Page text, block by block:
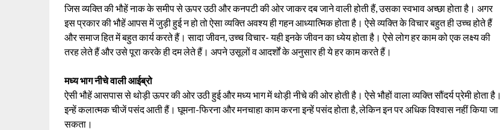
जिस व्यक्ति की भौहें नाक के समीप से ऊपर उठी और कनपटी की ओर जाकर दब जाने वाली होती हैं, उसका स्वभाव अच्छा होता है। अगर
इस प्रकार की भौहें आपस में जुड़ी हुई न हो तो ऐसा व्यक्ति अवश्य ही गहन आध्यात्मिक होता है। ऐसे व्यक्ति के विचार बहुत ही उच्च होते हैं
और समाज हित में बहुत कार्य करते हैं। सादा जीवन, उच्च विचार- यही इनके जीवन का ध्येय होता है। ऐसे लोग हर काम को एक लक्ष्य की
तरह लेते हैं और उसे पूरा करके ही दम लेते हैं। अपने उसूलों व आदर्शों के अनुसार ही ये हर काम करते हैं।
मध्य भाग नीचे वाली आईब्रो
ऐसी भौहें आसपास से थोड़ी ऊपर की ओर उठी हुई और मध्य भाग में थोड़ी नीचे की ओर होती है। ऐसे भौहों वाला व्यक्ति सौंदर्य प्रेमी होता है।
इन्हें कलात्मक चीजें पसंद आती हैं। घूमना-फिरना और मनचाहा काम करना इन्हें पसंद होता है, लेकिन इन पर अधिक विश्वास नहीं किया जा
सकता।